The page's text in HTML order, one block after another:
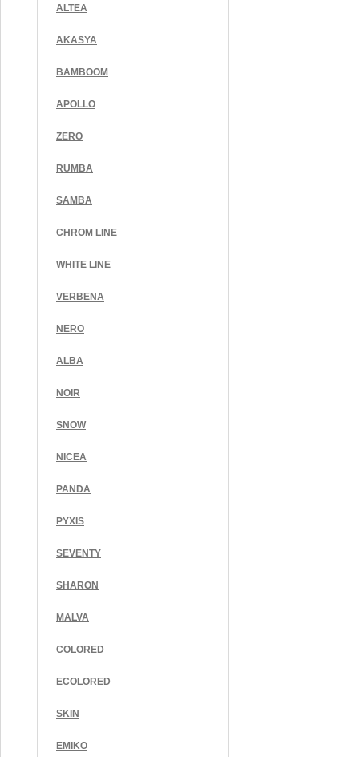
ALTEA
AKASYA
BAMBOOM
APOLLO
ZERO
RUMBA
SAMBA
CHROM LINE
WHITE LINE
VERBENA
NERO
ALBA
NOIR
SNOW
NICEA
PANDA
PYXIS
SEVENTY
SHARON
MALVA
COLORED
ECOLORED
SKIN
EMIKO